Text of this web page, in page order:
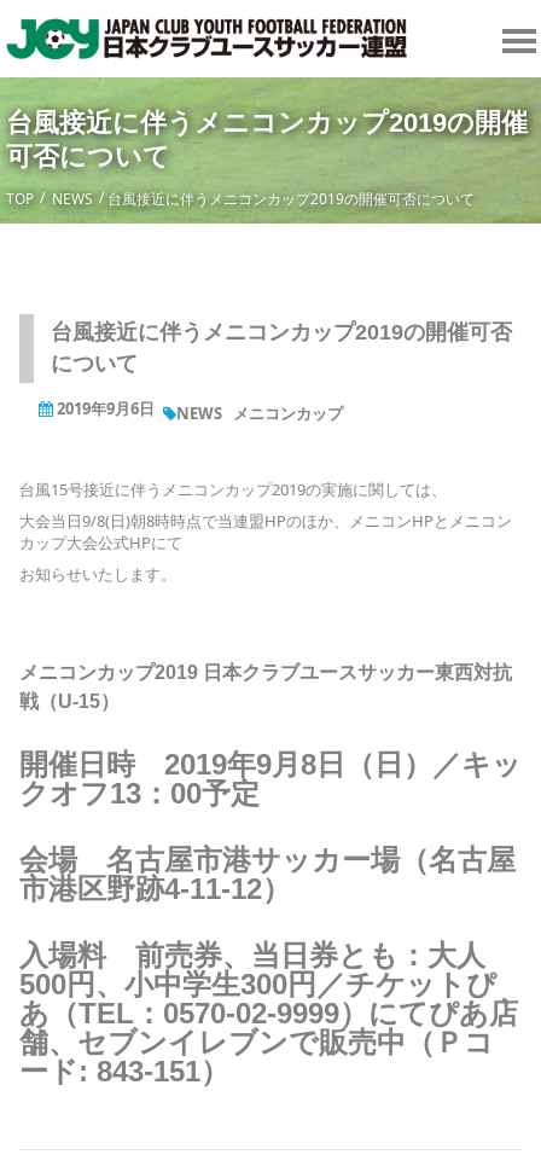
台風接近に伴うメニコンカップ2019の開催
可否について
TOP NEWS 台風接近に伴うメニコンカップ2019の開催可否について
台風接近に伴うメニコンカップ2019の開催可否
について
2019年9月6日 NEWS メニコンカップ
台風15号接近に伴うメニコンカップ2019の実施に関しては、
大会当日9/8(日)朝8時時点で当連盟HPのほか、メニコンHPとメニコン
カップ大会公式HPにて
お知らせいたします。
メニコンカップ2019 日本クラブユースサッカー東西対抗
戦（U-15）
開催日時 2019年9月8日（日）／キッ
クオフ13：00予定
会場 名古屋市港サッカー場（名古屋
市港区野跡4-11-12）
入場料 前売券、当日券とも：大人
500円、小中学生300円／チケットぴ
あ（TEL：0570-02-9999）にてぴあ店
舗、セブンイレブンで販売中（Ｐコ
ード: 843-151）